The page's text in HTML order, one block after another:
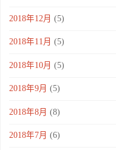
2018年12月 (5)
2018年11月 (5)
2018年10月 (5)
2018年9月 (5)
2018年8月 (8)
2018年7月 (6)